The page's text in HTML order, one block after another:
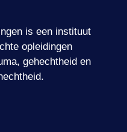
is een instituut
opleidingen
gehechtheid en